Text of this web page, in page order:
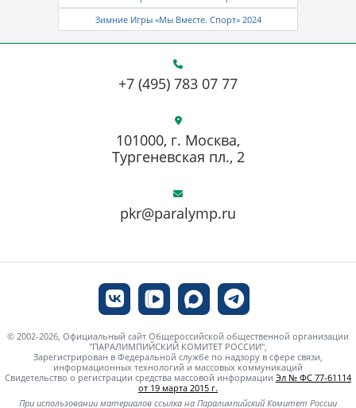
Зимние Игры «Мы Вместе. Спорт» 2024
+7 (495) 783 07 77
pkr@paralymp.ru
101000, г. Москва,
Тургеневская пл., 2
© 2002-2026, Официальный сайт Общероссийской общественной организации
"ПАРАЛИМПИЙСКИЙ КОМИТЕТ РОССИИ",
Зарегистрирован в Федеральной службе по надзору в сфере связи,
информационных технологий и массовых коммуникаций
Свидетельство о регистрации средства массовой информации Эл № ФС 77-61114
от 19 марта 2015 г.
При использовании материалов ссылка на Паралимпийский Комитет России